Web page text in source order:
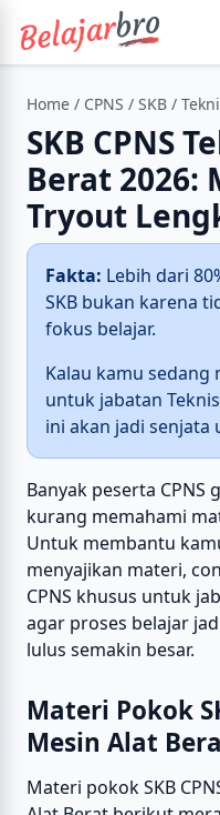
Home / CPNS / SKB /
SKB CPNS
Berat 2026:
Tryout
Fakta: Lebih dari
SKB bukan karena
fokus belajar.
Kalau kamu sedang
untuk jabatan
ini akan jadi senjata
Banyak peserta CPNS
kurang memahami
Untuk membantu
menyajikan materi,
CPNS khusus untuk
agar proses belajar
lulus semakin besar.
Materi Pokok
Mesin Alat
Materi pokok SKB